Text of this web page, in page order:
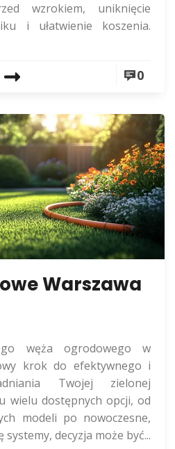
wzrokiem, uniknięcie
i ułatwienie koszenia.
0
Warszawa
węża ogrodowego w
krok do efektywnego i
Twojej zielonej
wielu dostępnych opcji, od
modeli po nowoczesne,
decyzja może być...